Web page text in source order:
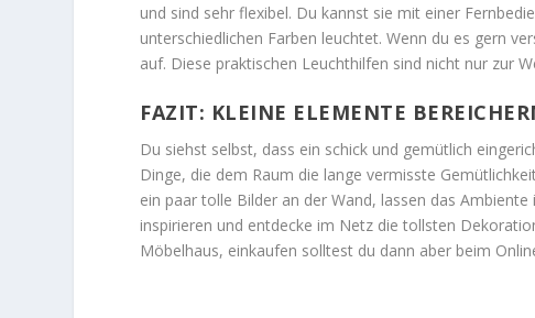
und sind sehr flexibel. Du kannst sie mit einer
unterschiedlichen Farben leuchtet. Wenn du es gern
auf. Diese praktischen Leuchthilfen sind nicht nur zur
FAZIT: KLEINE ELEMENTE
Du siehst selbst, dass ein schick und gemütlich
Dinge, die dem Raum die lange vermisste
ein paar tolle Bilder an der Wand, lassen das
inspirieren und entdecke im Netz die tollsten
Möbelhaus, einkaufen solltest du dann aber beim